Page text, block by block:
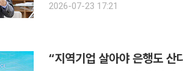
지만, 이번 변화는 단순한 사업 조정
2026-07-23 17:21